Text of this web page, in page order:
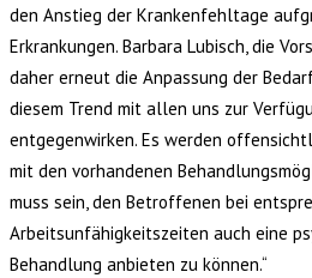
den Anstieg der Krankenfehltage
Erkrankungen. Barbara Lubisch, die
daher erneut die Anpassung der
diesem Trend mit allen uns zur
entgegenwirken. Es werden
mit den vorhandenen
muss sein, den Betroffenen bei
Arbeitsunfähigkeitszeiten auch eine
Behandlung anbieten zu können.“